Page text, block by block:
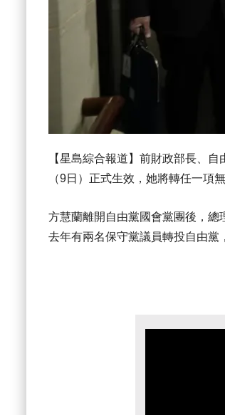
【星島綜合報道】前財政部長、
（9日）正式生效，她將轉任一項
方慧蘭離開自由黨國會黨團後，總
去年有兩名保守黨議員轉投自由黨